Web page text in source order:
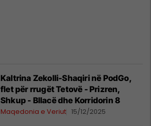
Kaltrina Zekolli-Shaqiri në PodGo,
flet për rrugët Tetovë - Prizren,
Shkup - Bllacë dhe Korridorin 8
Maqedonia e Veriut 15/12/2025